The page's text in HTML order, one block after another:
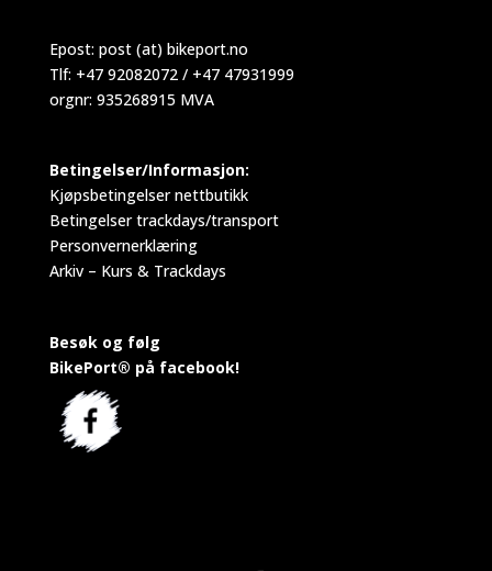
Epost: post (at) bikeport.no
Tlf: +47 92082072 / +47 47931999
orgnr: 935268915 MVA
Betingelser/Informasjon:
Kjøpsbetingelser nettbutikk
Betingelser trackdays/transport
Personvernerklæring
Arkiv – Kurs & Trackdays
Besøk og følg
BikePort® på facebook!